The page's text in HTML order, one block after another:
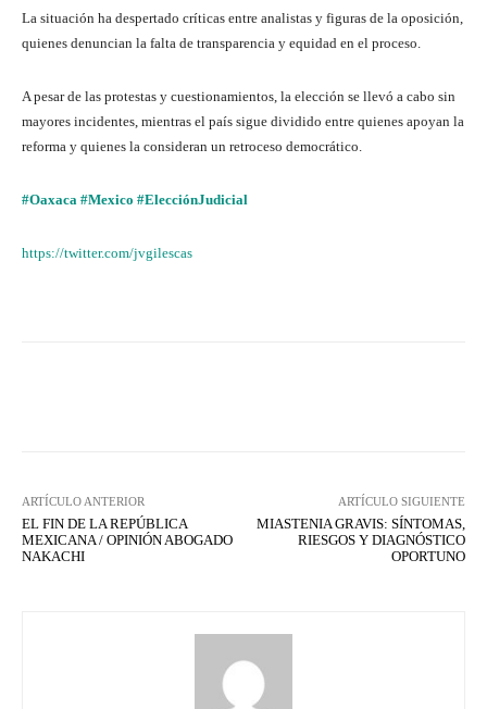
La situación ha despertado críticas entre analistas y figuras de la oposición,
quienes denuncian la falta de transparencia y equidad en el proceso.
A pesar de las protestas y cuestionamientos, la elección se llevó a cabo sin
mayores incidentes, mientras el país sigue dividido entre quienes apoyan la
reforma y quienes la consideran un retroceso democrático.
#Oaxaca #Mexico #ElecciónJudicial
https://twitter.com/jvgilescas
ARTÍCULO ANTERIOR
EL FIN DE LA REPÚBLICA
MEXICANA / OPINIÓN ABOGADO
NAKACHI
ARTÍCULO SIGUIENTE
MIASTENIA GRAVIS: SÍNTOMAS,
RIESGOS Y DIAGNÓSTICO
OPORTUNO